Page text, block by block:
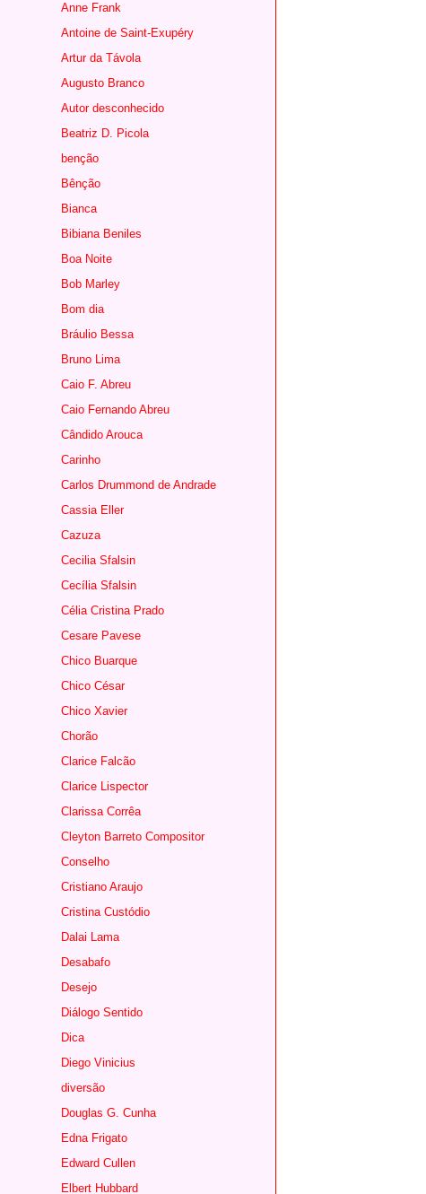
Anne Frank
Antoine de Saint-Exupéry
Artur da Távola
Augusto Branco
Autor desconhecido
Beatriz D. Picola
benção
Bênção
Bianca
Bibiana Beniles
Boa Noite
Bob Marley
Bom dia
Bráulio Bessa
Bruno Lima
Caio F. Abreu
Caio Fernando Abreu
Cândido Arouca
Carinho
Carlos Drummond de Andrade
Cassia Eller
Cazuza
Cecilia Sfalsin
Cecília Sfalsin
Célia Cristina Prado
Cesare Pavese
Chico Buarque
Chico César
Chico Xavier
Chorão
Clarice Falcão
Clarice Lispector
Clarissa Corrêa
Cleyton Barreto Compositor
Conselho
Cristiano Araujo
Cristina Custódio
Dalai Lama
Desabafo
Desejo
Diálogo Sentido
Dica
Diego Vinicius
diversão
Douglas G. Cunha
Edna Frigato
Edward Cullen
Elbert Hubbard